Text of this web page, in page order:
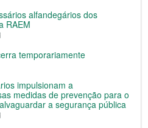
alfandegários dos
RAEM
temporariamente
impulsionam a
medidas de prevenção para o
a segurança pública